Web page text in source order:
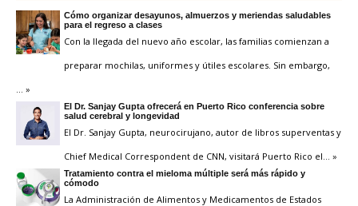
Cómo organizar desayunos, almuerzos y meriendas saludables
para el regreso a clases
Con la llegada del nuevo año escolar, las familias comienzan a
preparar mochilas, uniformes y útiles escolares. Sin embargo,
… »
El Dr. Sanjay Gupta ofrecerá en Puerto Rico conferencia sobre
salud cerebral y longevidad
El Dr. Sanjay Gupta, neurocirujano, autor de libros superventas y
Chief Medical Correspondent de CNN, visitará Puerto Rico el … »
Tratamiento contra el mieloma múltiple será más rápido y
cómodo
La Administración de Alimentos y Medicamentos de Estados